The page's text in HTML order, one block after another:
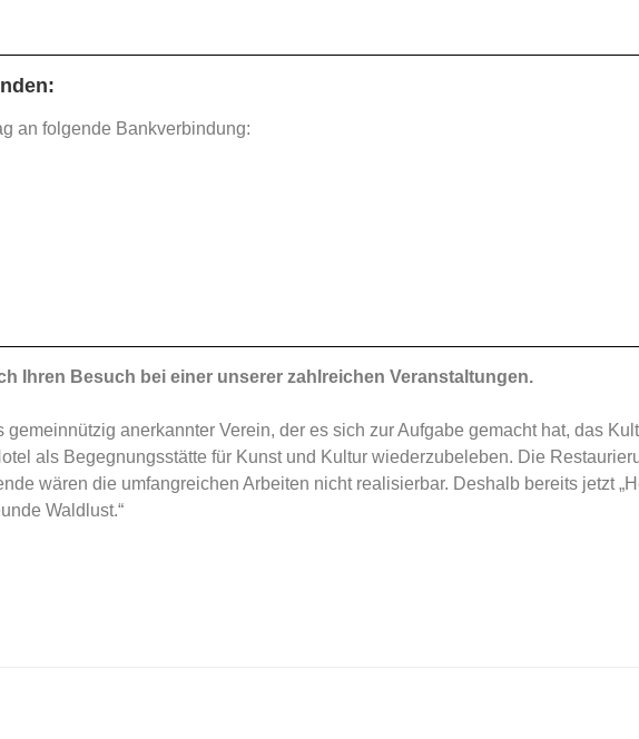
an folgende Bankverbindung:
Ihren Besuch bei einer unserer zahlreichen Veranstaltungen.
anerkannter Verein, der es sich zur Aufgabe gemacht hat, das
als Begegnungsstätte für Kunst und Kultur wiederzubeleben. Die
wären die umfangreichen Arbeiten nicht realisierbar. Deshalb bereits jetzt
Waldlust.“